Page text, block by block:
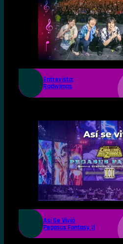
Entrevista:
Radwimps
Así Se Vivió
Pegasus Fantasy II